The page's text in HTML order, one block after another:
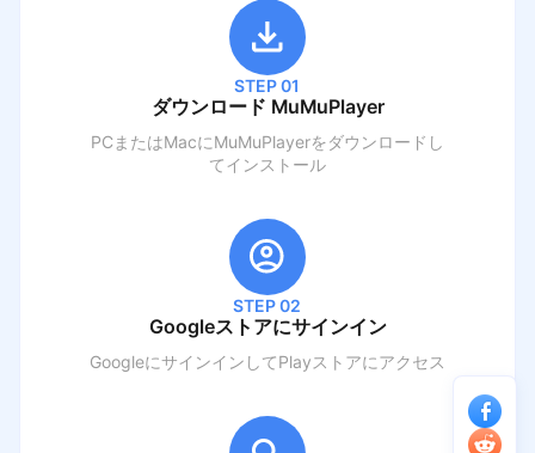
STEP 01
ダウンロード MuMuPlayer
PCまたはMacにMuMuPlayerをダウンロードし
てインストール
STEP 02
Googleストアにサインイン
GoogleにサインインしてPlayストアにアクセス